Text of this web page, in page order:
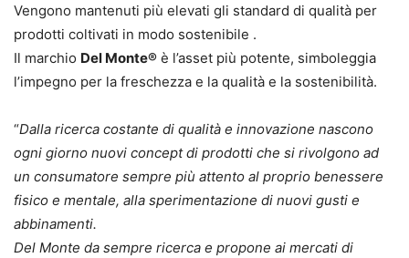
Vengono mantenuti più elevati gli standard di qualità per
prodotti coltivati in modo sostenibile .
Il marchio Del Monte® è l’asset più potente, simboleggia
l’impegno per la freschezza e la qualità e la sostenibilità.
“Dalla ricerca costante di qualità e innovazione nascono
ogni giorno nuovi concept di prodotti che si rivolgono ad
un consumatore sempre più attento al proprio benessere
fisico e mentale, alla sperimentazione di nuovi gusti e
abbinamenti.
Del Monte da sempre ricerca e propone ai mercati di